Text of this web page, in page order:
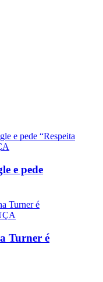
e pede
Turner é